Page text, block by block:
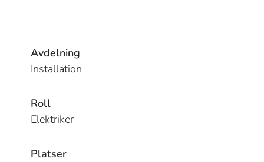
Avdelning
Installation
Roll
Elektriker
Platser